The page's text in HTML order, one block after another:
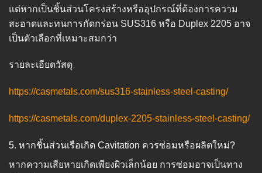
แต่หากเป็นชิ้นส่วนโครงสร้างหรืออุปกรณ์ที่ต้องการความ
สะอาดและทนการกัดกร่อน SUS316 หรือ Duplex 2205 อาจ
เป็นตัวเลือกที่เหมาะสมกว่า
รายละเอียดวัสดุ
https://casmetals.com/sus316-stainless-steel-casting/
https://casmetals.com/duplex-2205-stainless-steel-casting/
5. หากชิ้นส่วนเรือเกิด Cavitation ควรซ่อมหรือผลิตใหม่?
หากความเสียหายเกิดเพียงผิวเล็กน้อย การซ่อมอาจเป็นทาง